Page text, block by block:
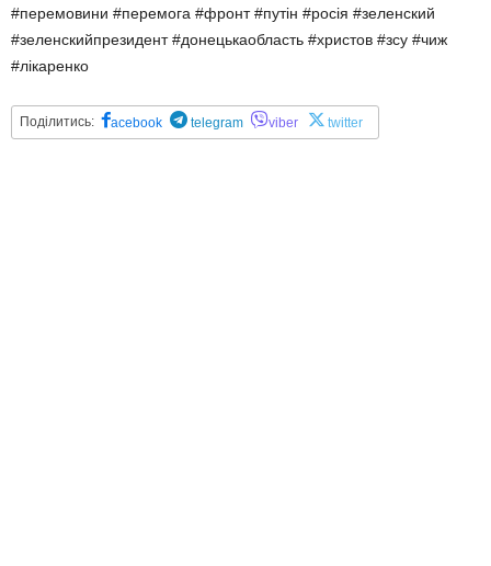
#перемовини #перемога #фронт #путін #росія #зеленский
#зеленскийпрезидент #донецькаобласть #христов #зсу #чиж
#лікаренко
Поділитись: acebook telegram viber twitter